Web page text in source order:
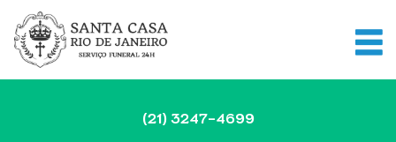
(21)3247-4699